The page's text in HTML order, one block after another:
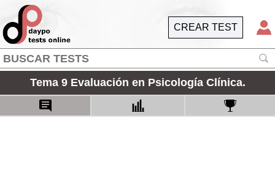
CREAR TEST
Tema 9 Evaluación en Psicología Clínica.